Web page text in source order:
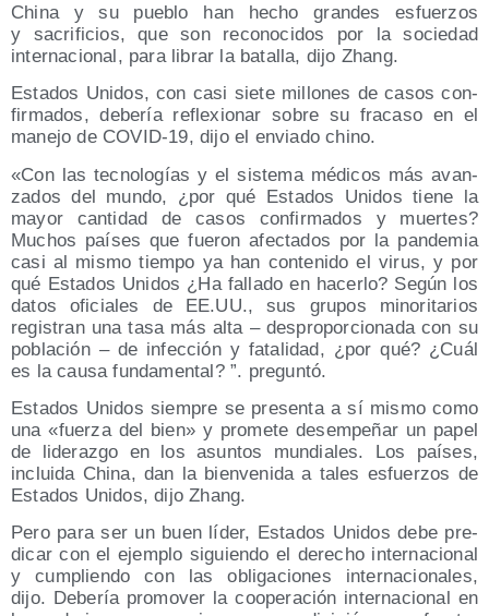
Chi­na y su pue­blo han hecho gran­des esfuer­zos
y sacri­fi­cios, que son reco­no­ci­dos por la socie­dad
inter­na­cio­nal, para librar la bata­lla, dijo Zhang.
Esta­dos Uni­dos, con casi sie­te millo­nes de casos con­
fir­ma­dos, debe­ría refle­xio­nar sobre su fra­ca­so en el
mane­jo de COVID-19, dijo el envia­do chino.
«Con las tec­no­lo­gías y el sis­te­ma médi­cos más avan­
za­dos del mun­do, ¿por qué Esta­dos Uni­dos tie­ne la
mayor can­ti­dad de casos con­fir­ma­dos y muer­tes?
Muchos paí­ses que fue­ron afec­ta­dos por la pan­de­mia
casi al mis­mo tiem­po ya han con­te­ni­do el virus, y por
qué Esta­dos Uni­dos ¿Ha falla­do en hacer­lo? Según los
datos ofi­cia­les de EE.UU., sus gru­pos mino­ri­ta­rios
regis­tran una tasa más alta – des­pro­por­cio­na­da con su
pobla­ción – de infec­ción y fata­li­dad, ¿por qué? ¿Cuál
es la cau­sa fun­da­men­tal? ”. preguntó.
Esta­dos Uni­dos siem­pre se pre­sen­ta a sí mis­mo como
una «fuer­za del bien» y pro­me­te desem­pe­ñar un papel
de lide­raz­go en los asun­tos mun­dia­les. Los paí­ses,
inclui­da Chi­na, dan la bien­ve­ni­da a tales esfuer­zos de
Esta­dos Uni­dos, dijo Zhang.
Pero para ser un buen líder, Esta­dos Uni­dos debe pre­
di­car con el ejem­plo siguien­do el dere­cho inter­na­cio­nal
y cum­plien­do con las obli­ga­cio­nes inter­na­cio­na­les,
dijo. Debe­ría pro­mo­ver la coope­ra­ción inter­na­cio­nal en